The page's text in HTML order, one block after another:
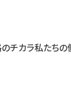
チカラ私たちの